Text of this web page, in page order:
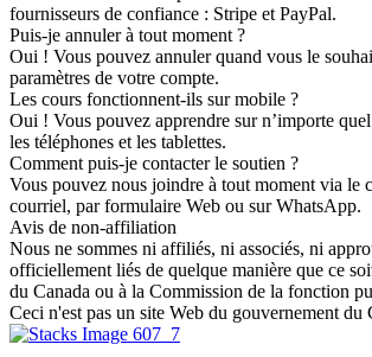
fournisseurs de confiance : Stripe et PayPal.
Puis-je annuler à tout moment ?
Oui ! Vous pouvez annuler quand vous le
paramètres de votre compte.
Les cours fonctionnent-ils sur mobile ?
Oui ! Vous pouvez apprendre sur n’importe
les téléphones et les tablettes.
Comment puis-je contacter le soutien ?
Vous pouvez nous joindre à tout moment via le
courriel, par formulaire Web ou sur WhatsApp.
Avis de non-affiliation
Nous ne sommes ni affiliés, ni associés, ni
officiellement liés de quelque manière que ce
du Canada ou à la Commission de la fonction
Ceci n'est pas un site Web du gouvernement du